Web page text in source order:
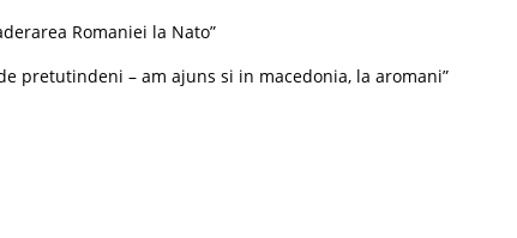
Romaniei la Nato”
pretutindeni – am ajuns si in macedonia, la aromani”